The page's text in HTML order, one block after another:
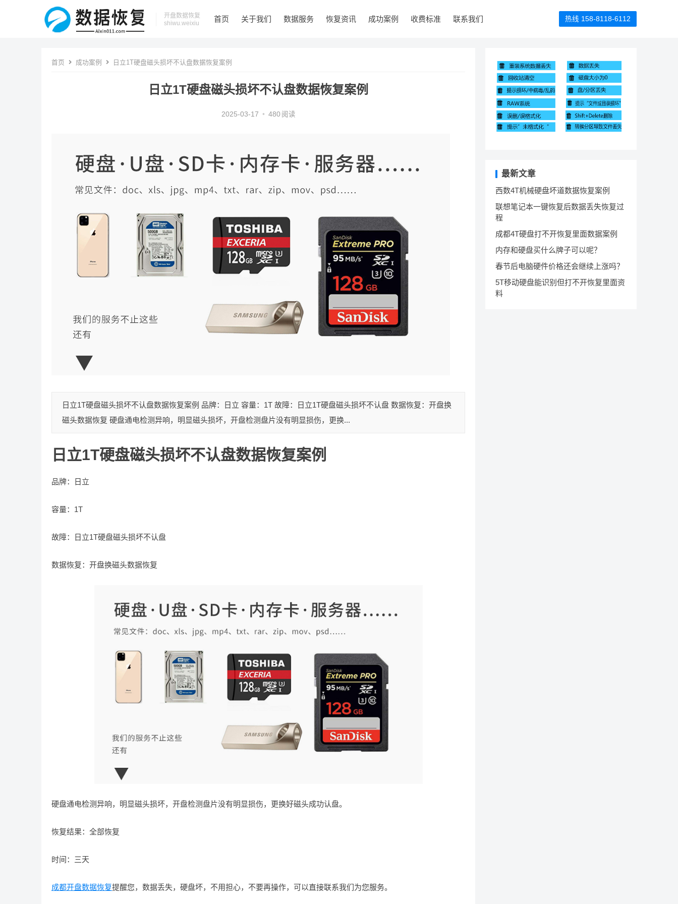
开盘数据恢复
shiwu.weixiu
首页 关于我们 数据服务 恢复资讯 成功案例 收费标准 联系我们 热线 158-8118-6112
首页 成功案例 日立1T硬盘磁头损坏不认盘数据恢复案例
日立1T硬盘磁头损坏不认盘数据恢复案例
2025-03-17 • 480 阅读
日立1T硬盘磁头损坏不认盘数据恢复案例 品牌：日立 容量：1T 故障：日立1T硬盘磁头损坏不认盘 数据恢复：开盘换
磁头数据恢复 硬盘通电检测异响，明显磁头损坏，开盘检测盘片没有明显损伤，更换...
日立1T硬盘磁头损坏不认盘数据恢复案例
品牌：日立
容量：1T
故障：日立1T硬盘磁头损坏不认盘
数据恢复：开盘换磁头数据恢复
硬盘通电检测异响，明显磁头损坏，开盘检测盘片没有明显损伤，更换好磁头成功认盘。
恢复结果：全部恢复
时间：三天
成都开盘数据恢复提醒您，数据丢失，硬盘坏，不用担心，不要再操作，可以直接联系我们为您服务。
最新文章
西数4T机械硬盘坏道数据恢复案例
联想笔记本一键恢复后数据丢失恢复过
程
成都4T硬盘打不开恢复里面数据案例
内存和硬盘买什么牌子可以呢？
春节后电脑硬件价格还会继续上涨吗？
5T移动硬盘能识别但打不开恢复里面资
料